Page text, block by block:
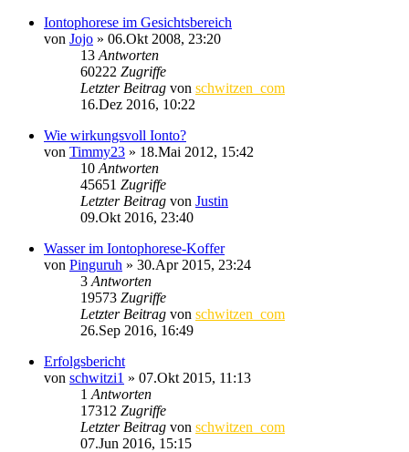
Iontophorese im Gesichtsbereich
von Jojo » 06.Okt 2008, 23:20
13 Antworten
60222 Zugriffe
Letzter Beitrag von schwitzen_com
16.Dez 2016, 10:22
Wie wirkungsvoll Ionto?
von Timmy23 » 18.Mai 2012, 15:42
10 Antworten
45651 Zugriffe
Letzter Beitrag von Justin
09.Okt 2016, 23:40
Wasser im Iontophorese-Koffer
von Pinguruh » 30.Apr 2015, 23:24
3 Antworten
19573 Zugriffe
Letzter Beitrag von schwitzen_com
26.Sep 2016, 16:49
Erfolgsbericht
von schwitzi1 » 07.Okt 2015, 11:13
1 Antworten
17312 Zugriffe
Letzter Beitrag von schwitzen_com
07.Jun 2016, 15:15